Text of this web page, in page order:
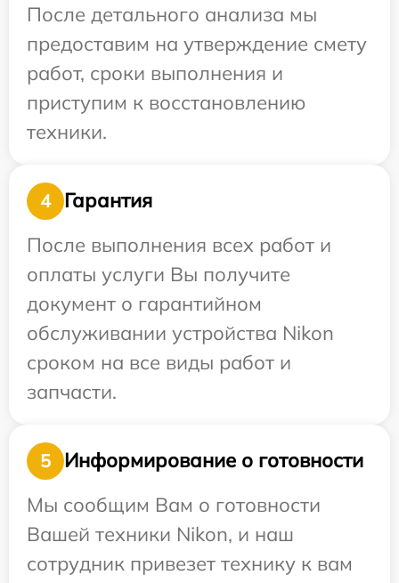
После детального анализа мы
предоставим на утверждение смету
работ, сроки выполнения и
приступим к восстановлению
техники.
4
Гарантия
После выполнения всех работ и
оплаты услуги Вы получите
документ о гарантийном
обслуживании устройства Nikon
сроком на все виды работ и
запчасти.
5
Информирование о готовности
Мы сообщим Вам о готовности
Вашей техники Nikon, и наш
сотрудник привезет технику к вам